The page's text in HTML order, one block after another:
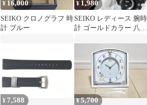
¥ 16,000
SEIKO クロノグラフ 時
計 ブルー
¥ 1,980
SEIKO レディース 腕時
計 ゴールドカラー 八角
¥ 7,588 ¥5,700